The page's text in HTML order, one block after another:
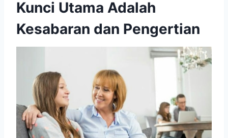
Kunci Utama Adalah
Kesabaran dan Pengertian